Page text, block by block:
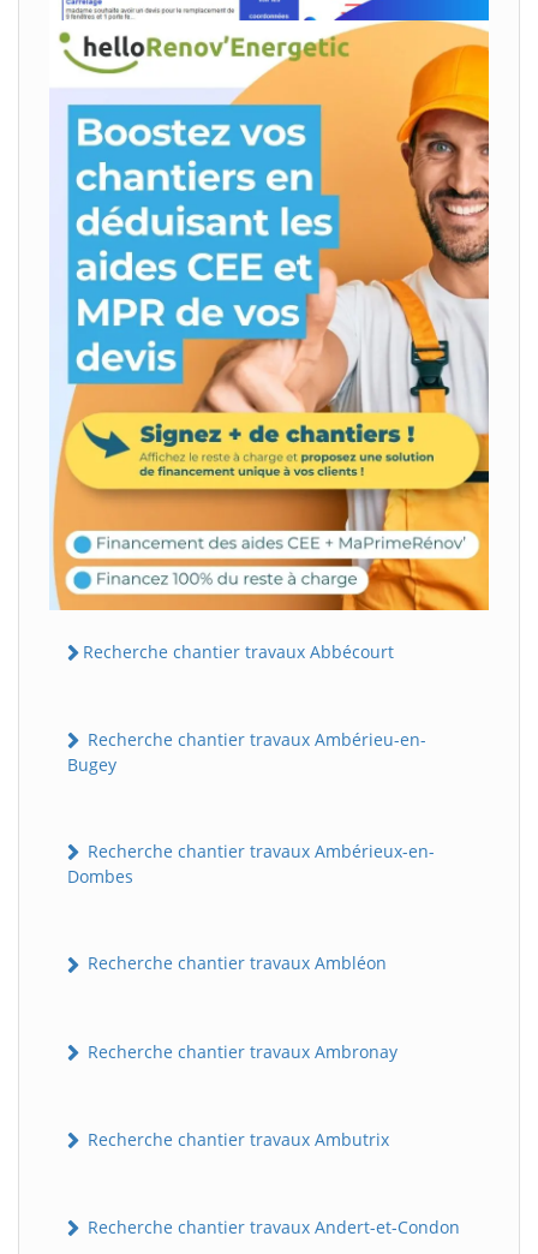
Recherche chantier travaux Abbécourt
Recherche chantier travaux Ambérieu-en-
Bugey
Recherche chantier travaux Ambérieux-en-
Dombes
Recherche chantier travaux Ambléon
Recherche chantier travaux Ambronay
Recherche chantier travaux Ambutrix
Recherche chantier travaux Andert-et-Condon